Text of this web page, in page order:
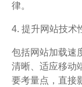
律。
4. 提升网站技术
包括网站加载速
清晰、适应移动
要考量点，直接